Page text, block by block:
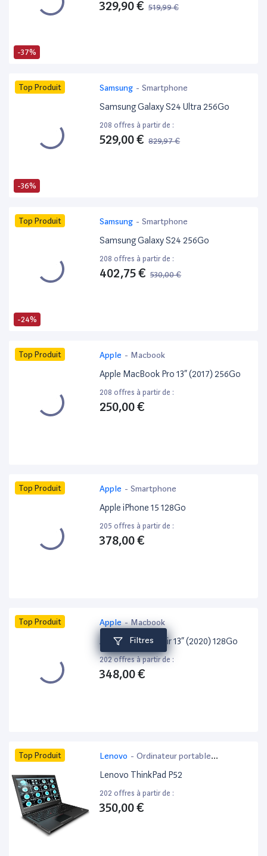
Filtres
-37%
329,90 € 519,99 €
-36%
Top Produit Samsung - Smartphone
Samsung Galaxy S24 Ultra 256Go
208 offres à partir de :
529,00 € 829,97 €
-24%
Top Produit Samsung - Smartphone
Samsung Galaxy S24 256Go
208 offres à partir de :
402,75 € 530,00 €
Top Produit Apple - Macbook
Apple MacBook Pro 13” (2017) 256Go
208 offres à partir de :
250,00 €
Top Produit Apple - Smartphone
Apple iPhone 15 128Go
205 offres à partir de :
378,00 €
Top Produit Apple- Macbook
Apple MacBook Air 13” (2020) 128Go
202 offres à partir de :
348,00 €
Top Produit Lenovo - Ordinateur portable
bureautique
Lenovo ThinkPad P52
202 offres à partir de :
350,00 €